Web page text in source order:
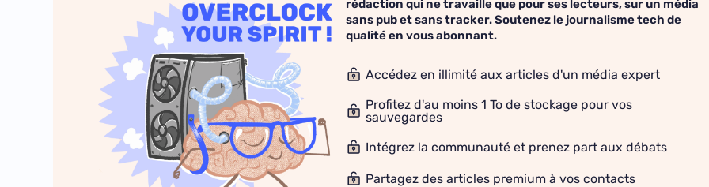
rédaction qui ne travaille que pour ses lecteurs, sur un média
sans pub et sans tracker. Soutenez le journalisme tech de
qualité en vous abonnant.
Accédez en illimité aux articles d'un média expert
Profitez d'au moins 1 To de stockage pour vos
sauvegardes
Intégrez la communauté et prenez part aux débats
Partagez des articles premium à vos contacts